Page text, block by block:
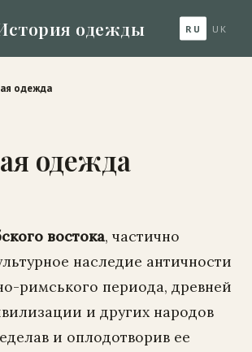
одежды RU UK
одежда
одежда
востока, частично
наследие античности
римського периода, древней
и других народов
и оплодотворив ее